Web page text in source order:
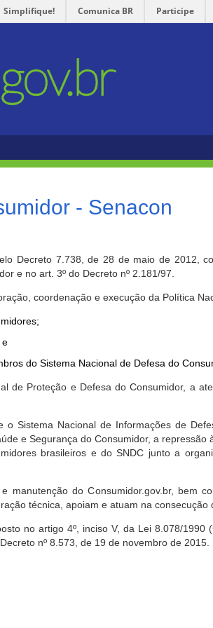
Simplifique! Comunica BR Participe
- Senacon
Decreto 7.738, de 28 de maio de 2012,
e no art. 3º do Decreto nº 2.181/97.
coordenação e execução da Política
e
do Sistema Nacional de Defesa do
de Proteção e Defesa do Consumidor, a
o Sistema Nacional de Informações de
e Segurança do Consumidor, a
brasileiros e do SNDC junto a
manutenção do Consumidor.gov.br, bem
técnica, apoiam e atuam na consecução
no artigo 4º, inciso V, da Lei 8.078/
nº 8.573, de 19 de novembro de 2015.